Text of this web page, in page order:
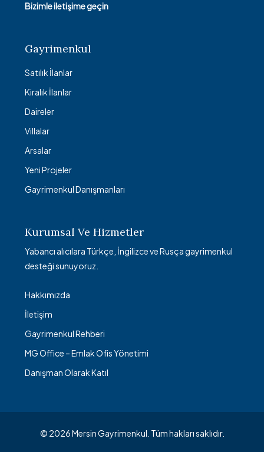
Bizimle iletişime geçin
Gayrimenkul
Satılık İlanlar
Kiralık İlanlar
Daireler
Villalar
Arsalar
Yeni Projeler
Gayrimenkul Danışmanları
Kurumsal Ve Hizmetler
Yabancı alıcılara Türkçe, İngilizce ve Rusça gayrimenkul
desteği sunuyoruz.
Hakkımızda
İletişim
Gayrimenkul Rehberi
MG Office – Emlak Ofis Yönetimi
Danışman Olarak Katıl
© 2026 Mersin Gayrimenkul. Tüm hakları saklıdır.